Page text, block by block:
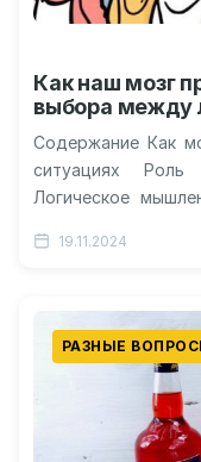
Как наш мозг
выбора между
Содержание Как
ситуациях
Логическое
19.11.2024
РАЗНЫЕ